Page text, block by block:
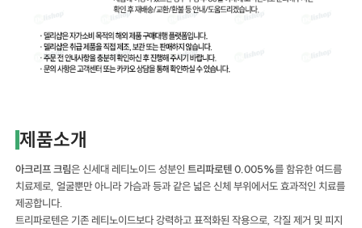
제품소개
아크리프 크림은 신세대 레티노이드 성분인트리파로텐 0.005%를 함유한 여드름
치료제로, 얼굴뿐만 아니라 가슴과 등과 같은 넓은 신체 부위에서도 효과적인 치료를
제공합니다.
트리파로텐은 기존 레티노이드보다 강력하고 표적화된 작용으로, 각질 제거 및 피지